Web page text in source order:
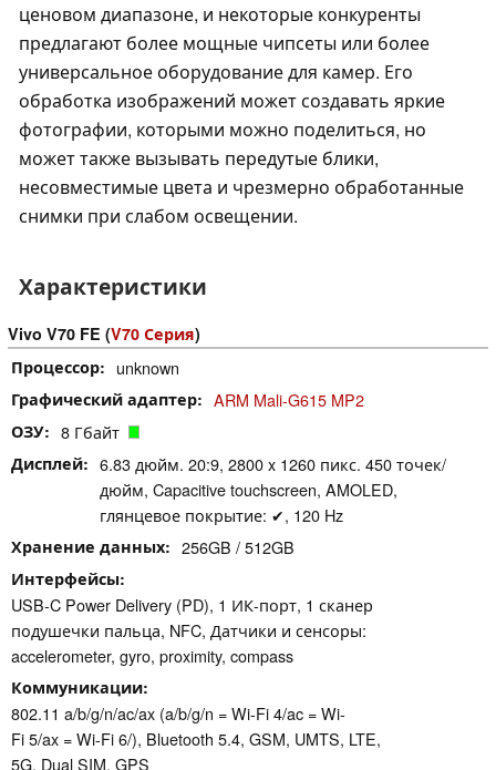
ценовом диапазоне, и некоторые конкуренты
предлагают более мощные чипсеты или более
универсальное оборудование для камер. Его
обработка изображений может создавать яркие
фотографии, которыми можно поделиться, но
может также вызывать передутые блики,
несовместимые цвета и чрезмерно обработанные
снимки при слабом освещении.
Характеристики
Vivo V70 FE (V70 Серия)
Процессор
unknown
Графический адаптер ARM Mali-G615 MP2
ОЗУ 8 Гбайт
Дисплей
6.83 дюйм. 20:9, 2800 x 1260 пикс. 450 точек/
дюйм, Capacitive touchscreen, AMOLED,
глянцевое покрытие: ✔, 120 Hz
Хранение данных 256GB / 512GB
Интерфейсы
USB-C Power Delivery (PD), 1 ИК-порт, 1 сканер
подушечки пальца, NFC, Датчики и сенсоры:
accelerometer, gyro, proximity, compass
Коммуникации
802.11 a/b/g/n/ac/ax (a/b/g/n = Wi-Fi 4/ac = Wi-
Fi 5/ax = Wi-Fi 6/), Bluetooth 5.4, GSM, UMTS, LTE,
5G, Dual SIM, GPS